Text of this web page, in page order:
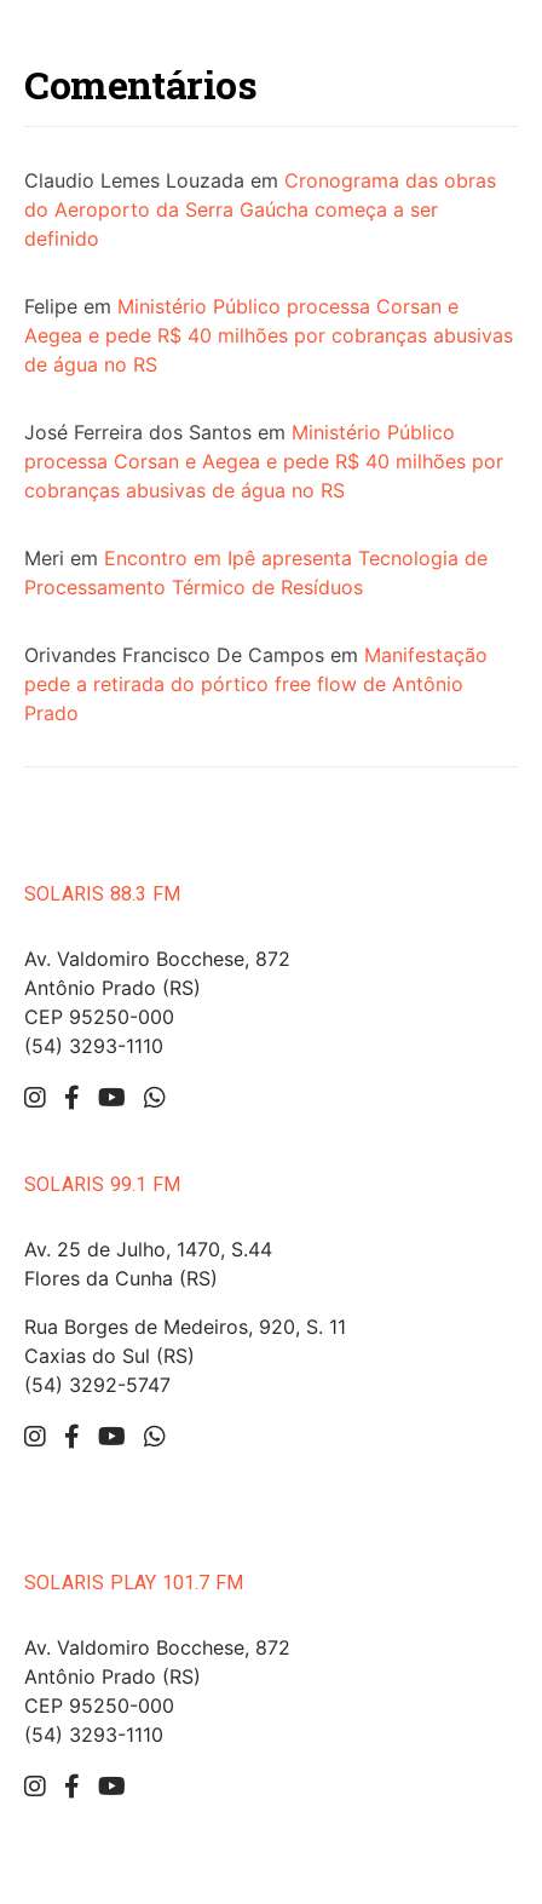
Comentários
Claudio Lemes Louzada em Cronograma das obras
do Aeroporto da Serra Gaúcha começa a ser
definido
Felipe em Ministério Público processa Corsan e
Aegea e pede R$ 40 milhões por cobranças abusivas
de água no RS
José Ferreira dos Santos em Ministério Público
processa Corsan e Aegea e pede R$ 40 milhões por
cobranças abusivas de água no RS
Meri em Encontro em Ipê apresenta Tecnologia de
Processamento Térmico de Resíduos
Orivandes Francisco De Campos em Manifestação
pede a retirada do pórtico free flow de Antônio
Prado
SOLARIS 88.3 FM
Av. Valdomiro Bocchese, 872
Antônio Prado (RS)
CEP 95250-000
(54) 3293-1110
SOLARIS 99.1 FM
Av. 25 de Julho, 1470, S.44
Flores da Cunha (RS)
Rua Borges de Medeiros, 920, S. 11
Caxias do Sul (RS)
(54) 3292-5747
SOLARIS PLAY 101.7 FM
Av. Valdomiro Bocchese, 872
Antônio Prado (RS)
CEP 95250-000
(54) 3293-1110